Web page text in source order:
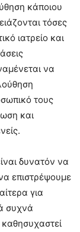
κάποιου
τόσες
ιατρείο και
να
τους
και
δυνατόν να
επιστρέψουμε
για
συχνά